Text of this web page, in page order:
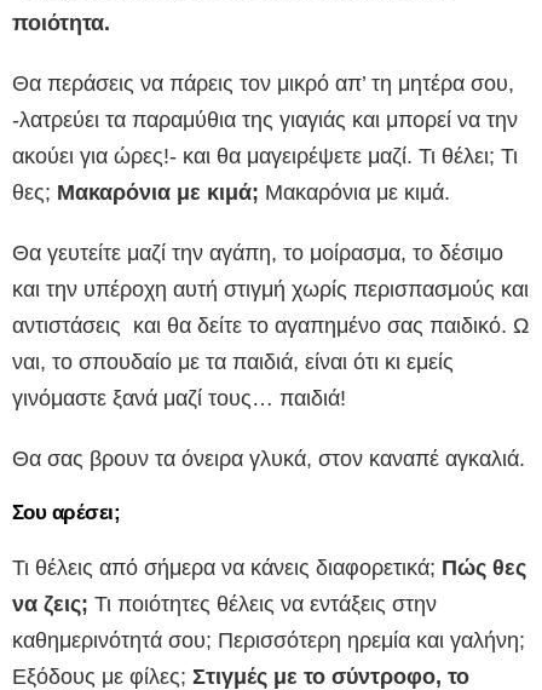
ποιότητα.
Θα περάσεις να πάρεις τον μικρό απ’ τη μητέρα σου,
-λατρεύει τα παραμύθια της γιαγιάς και μπορεί να την
ακούει για ώρες!- και θα μαγειρέψετε μαζί. Τι θέλει; Τι
θες; Μακαρόνια με κιμά; Μακαρόνια με κιμά.
Θα γευτείτε μαζί την αγάπη, το μοίρασμα, το δέσιμο
και την υπέροχη αυτή στιγμή χωρίς περισπασμούς και
αντιστάσεις και θα δείτε το αγαπημένο σας παιδικό. Ω
ναι, το σπουδαίο με τα παιδιά, είναι ότι κι εμείς
γινόμαστε ξανά μαζί τους… παιδιά!
Θα σας βρουν τα όνειρα γλυκά, στον καναπέ αγκαλιά.
Σου αρέσει;
Τι θέλεις από σήμερα να κάνεις διαφορετικά; Πώς θες
να ζεις; Τι ποιότητες θέλεις να εντάξεις στην
καθημερινότητά σου; Περισσότερη ηρεμία και γαλήνη;
Εξόδους με φίλες; Στιγμές με το σύντροφο, το